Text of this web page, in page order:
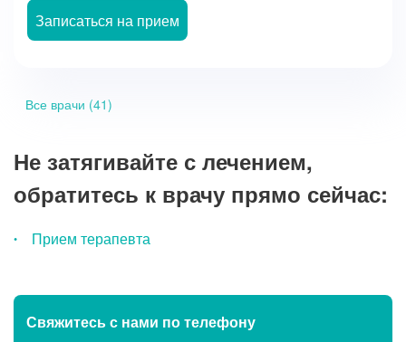
Записаться на прием
Все врачи (41)
Не затягивайте с лечением,
обратитесь к врачу прямо сейчас:
Прием терапевта
Свяжитесь с нами по телефону